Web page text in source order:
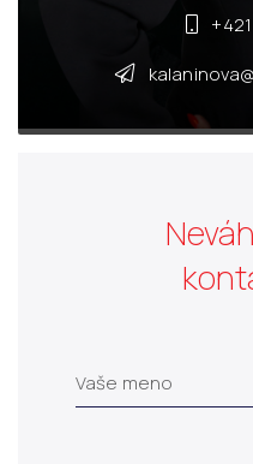
Vaše meno